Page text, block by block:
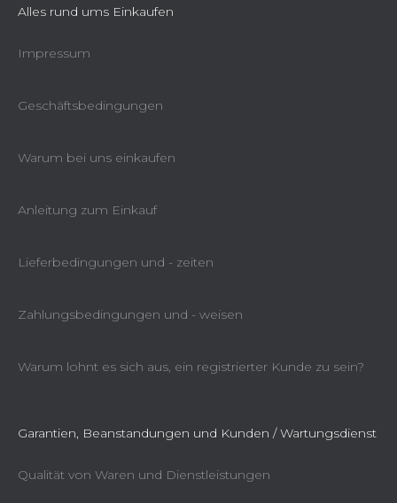
Alles rund ums Einkaufen
Impressum
Geschäftsbedingungen
Warum bei uns einkaufen
Anleitung zum Einkauf
Lieferbedingungen und - zeiten
Zahlungsbedingungen und - weisen
Warum lohnt es sich aus, ein registrierter Kunde zu sein?
Garantien, Beanstandungen und Kunden / Wartungsdienst
Qualität von Waren und Dienstleistungen